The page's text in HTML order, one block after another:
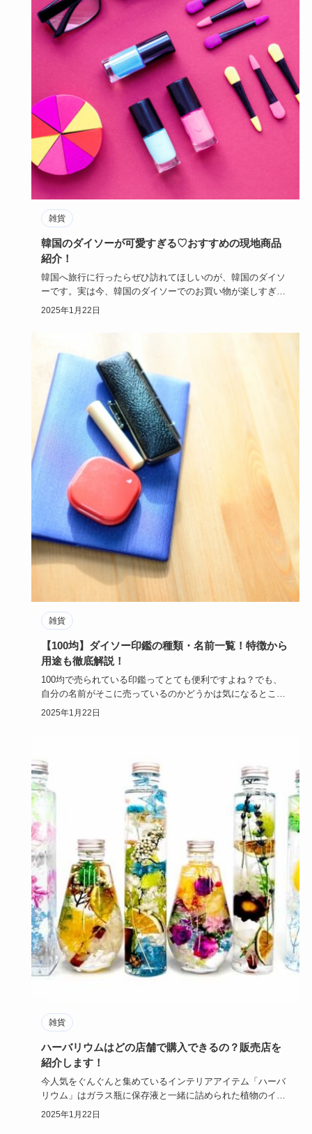
雑貨
韓国のダイソーが可愛すぎる♡おすすめの現地商品
紹介！
韓国へ旅行に行ったらぜひ訪れてほしいのが、韓国のダイソ
ーです。実は今、韓国のダイソーでのお買い物が楽しすぎる
と話題になって…
2025年1月22日
雑貨
【100均】ダイソー印鑑の種類・名前一覧！特徴から
用途も徹底解説！
100均で売られている印鑑ってとても便利ですよね？でも、
自分の名前がそこに売っているのかどうかは気になるとこ
ろ…！今回は一…
2025年1月22日
雑貨
ハーバリウムはどの店舗で購入できるの？販売店を
紹介します！
今人気をぐんぐんと集めているインテリアアイテム「ハーバ
リウム」はガラス瓶に保存液と一緒に詰められた植物のイン
テリア。でもハ…
2025年1月22日